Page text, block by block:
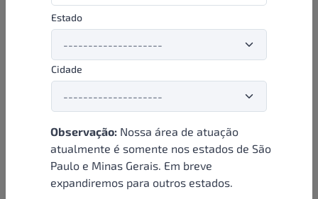
Estado
Cidade
Observação: Nossa área de atuação
atualmente é somente nos estados de São
Paulo e Minas Gerais. Em breve
expandiremos para outros estados.
distribuidores para comprar cada vez com mais praticidade e
agilidade. Aproveite!
Formas de pagamento
Institucional
Sobre nós
Condições e termos